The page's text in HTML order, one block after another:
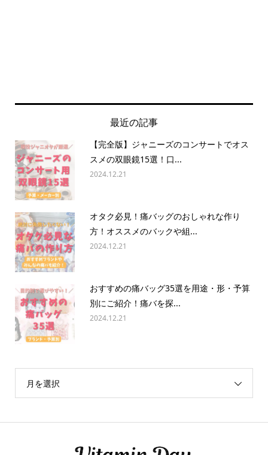
最近の記事
【完全版】ジャニーズのコンサートでオス
スメの双眼鏡15選！口...
2024.12.21
オタク必見！痛バッグのおしゃれな作り
方！オススメのバックや組...
2024.12.21
おすすめの痛バッグ35選を用途・形・予算
別にご紹介！痛バを探...
2024.12.21
月を選択